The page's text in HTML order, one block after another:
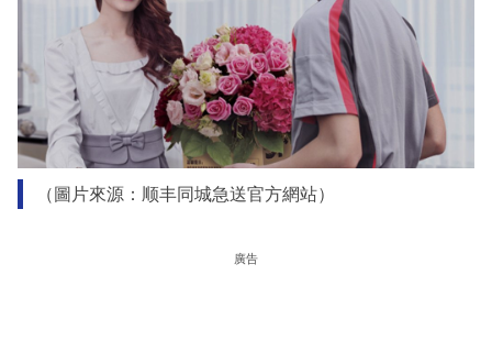
（圖片來源：顺丰同城急送官方網站）
廣告